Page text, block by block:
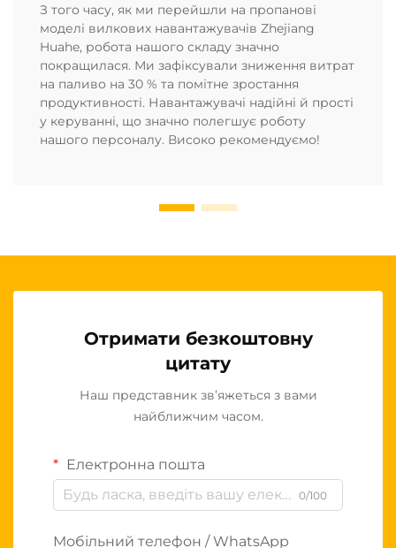
З того часу, як ми перейшли на пропанові
моделі вилкових навантажувачів Zhejiang
Huahe, робота нашого складу значно
покращилася. Ми зафіксували зниження витрат
на паливо на 30 % та помітне зростання
продуктивності. Навантажувачі надійні й прості
у керуванні, що значно полегшує роботу
нашого персоналу. Високо рекомендуємо!
Отримати безкоштовну
цитату
Наш представник зв’яжеться з вами
найближчим часом.
Електронна пошта
0/100
Мобільний телефон / WhatsApp